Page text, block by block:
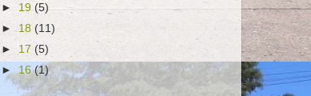
► 19(5)
► 18 (11)
► 17 (5)
►16(1)